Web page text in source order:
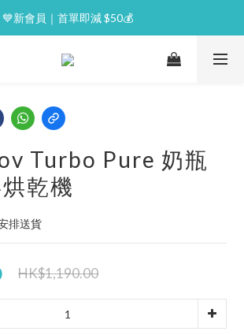
期一malluxe day｜7%購物金回贈
💙新會員｜首單即減 $50💰
期一malluxe day｜7%購物金回贈
Turbo Pure 奶瓶
乾機
排送貨
HK$1,190.00